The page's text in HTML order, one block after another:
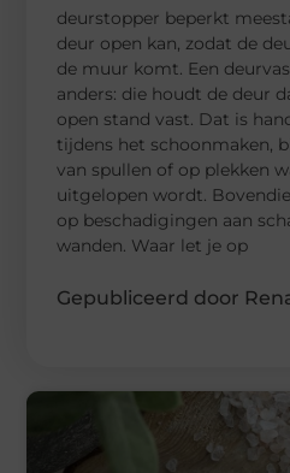
deurstopper beperkt
deur open kan, zodat de
de muur komt. Een
anders: die houdt de deur
open stand vast. Dat is
tijdens het schoonmaken,
van spullen of op plekken
uitgelopen wordt.
op beschadigingen aan
wanden. Waar let je op
Gepubliceerd door